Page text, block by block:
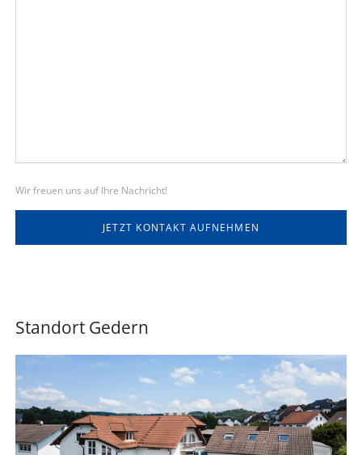
Wir freuen uns auf Ihre Nachricht!
JETZT KONTAKT AUFNEHMEN
Standort Gedern